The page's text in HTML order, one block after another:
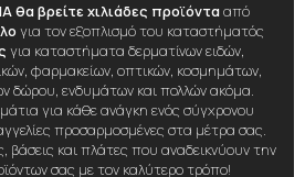
θα βρείτε χιλιάδες προϊόντααπό
για τον εξοπλισμό του καταστήματός
για καταστήματα δερματίνων ειδών,
φαρμακείων, οπτικών, κοσμημάτων,
δώρου, ενδυμάτων και πολλών ακόμα.
για κάθε ανάγκη ενός σύγχρονου
προσαρμοσμένες στα μέτρα σας.
βάσεις και πλάτες που αναδεικνύουν την
σας με τον καλύτερο τρόπο!